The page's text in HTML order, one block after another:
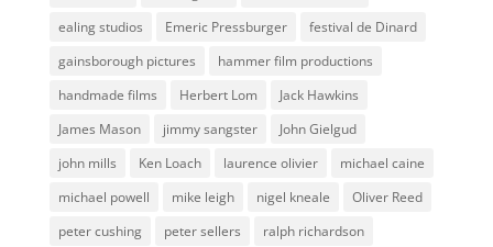
ealing studios
Emeric Pressburger
festival de Dinard
gainsborough pictures
hammer film productions
handmade films
Herbert Lom
Jack Hawkins
James Mason
jimmy sangster
John Gielgud
john mills
Ken Loach laurence olivier
michael caine
michael powell
mike leigh nigel kneale
Oliver Reed
peter cushing
peter sellers
ralph richardson